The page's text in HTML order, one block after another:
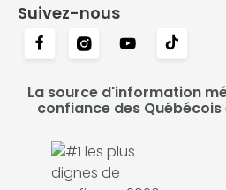
Suivez-nous
La source d'information
confiance des